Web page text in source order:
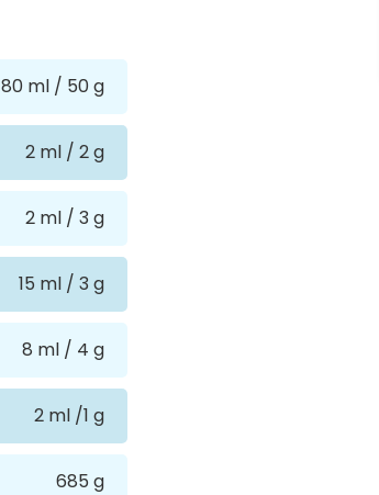
80 ml / 50 g
2 ml / 2 g
2 ml / 3 g
15 ml / 3 g
8 ml / 4 g
2 ml /1 g
685 g